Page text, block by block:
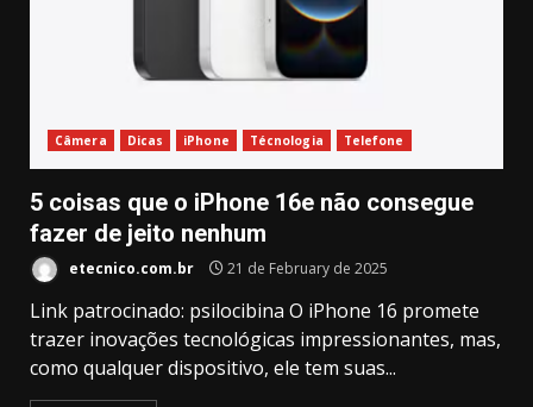
Câmera Dicas iPhone Técnologia Telefone
5 coisas que o iPhone 16e não consegue
fazer de jeito nenhum
etecnico.com.br 21 de February de 2025
Link patrocinado: psilocibina O iPhone 16 promete
trazer inovações tecnológicas impressionantes, mas,
como qualquer dispositivo, ele tem suas...